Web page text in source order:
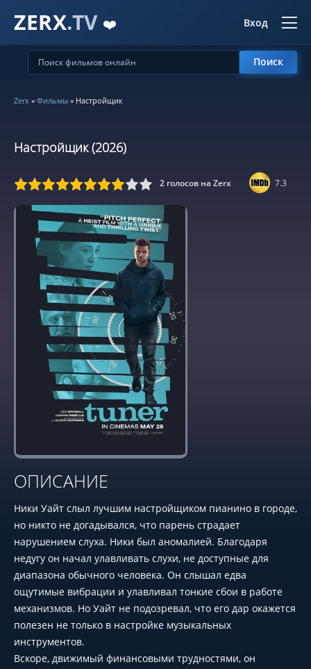
ZERX.TV ❤️ Вход
Поиск
Zerx » Фильмы » Настройщик
Настройщик (2026)
6 7 8 9 10 2 голосов на Zerx 7.3
ОПИСАНИЕ
Ники Уайт слыл лучшим настройщиком пианино в городе,
но никто не догадывался, что парень страдает
нарушением слуха. Ники был аномалией. Благодаря
недугу он начал улавливать слухи, не доступные для
диапазона обычного человека. Он слышал едва
ощутимые вибрации и улавливал тонкие сбои в работе
механизмов. Но Уайт не подозревал, что его дар окажется
полезен не только в настройке музыкальных
инструментов.
Вскоре, движимый финансовыми трудностями, он